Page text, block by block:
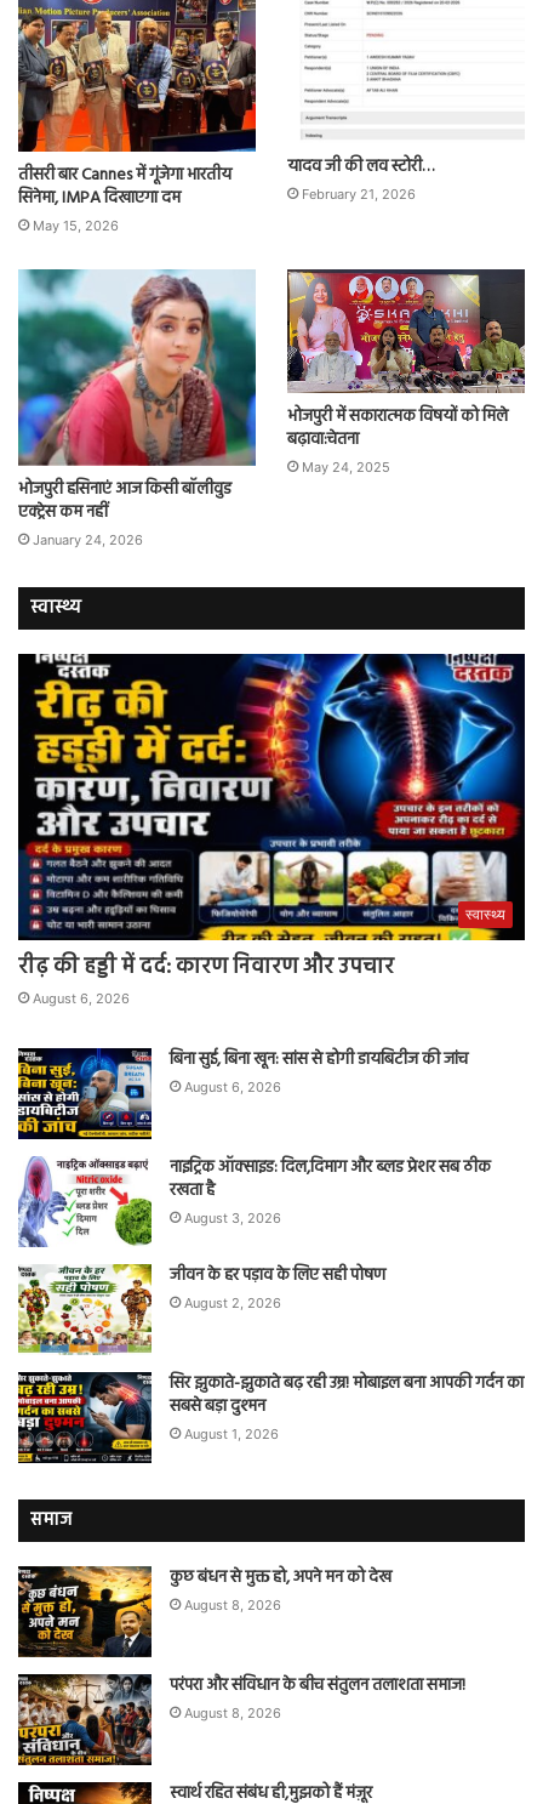
तीसरी बार Cannes में गूंजेगा भारतीय
सिनेमा, IMPA दिखाएगा दम
May 15, 2026
यादव जी की लव स्टोरी…
February 21, 2026
भोजपुरी हसिनाएं आज किसी बॉलीवुड
एक्ट्रेस कम नहीं
January 24, 2026
भोजपुरी में सकारात्मक विषयों को मिले
बढ़ावा:चेतना
May 24, 2025
स्वास्थ्य
स्वास्थ्य
रीढ़ की हड्डी में दर्द: कारण निवारण और उपचार
August 6, 2026
बिना सुई, बिना खून: सांस से होगी डायबिटीज की जांच
August 6, 2026
नाइट्रिक ऑक्साइड: दिल,दिमाग और ब्लड प्रेशर सब ठीक
रखता है
August 3, 2026
जीवन के हर पड़ाव के लिए सही पोषण
August 2, 2026
सिर झुकाते-झुकाते बढ़ रही उम्र! मोबाइल बना आपकी गर्दन का
सबसे बड़ा दुश्मन
August 1, 2026
समाज
कुछ बंधन से मुक्त हो, अपने मन को देख
August 8, 2026
परंपरा और संविधान के बीच संतुलन तलाशता समाज!
August 8, 2026
स्वार्थ रहित संबंध ही,मुझको हैं मंज़ूर